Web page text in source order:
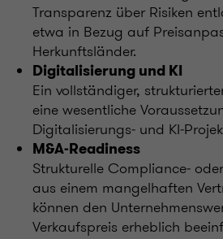
Transparenz über Risiken
etwa in Bezug auf
Herkunftsländer.
Digitalisierung und KI
Ein vollständiger,
eine wesentliche
Digitalisierungs‑ und
M&A‑Readiness
Strukturelle Compliance‑
aus einem mangelhaften
können den
Verkaufspreis erheblich